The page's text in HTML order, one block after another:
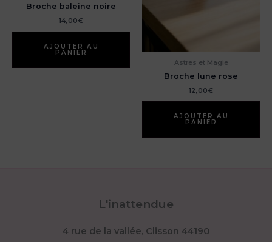
Broche baleine noire
14,00€
AJOUTER AU
PANIER
Astres et Magie
Broche lune rose
12,00€
AJOUTER AU
PANIER
L'inattendue
4 rue de la vallée, Clisson 44190